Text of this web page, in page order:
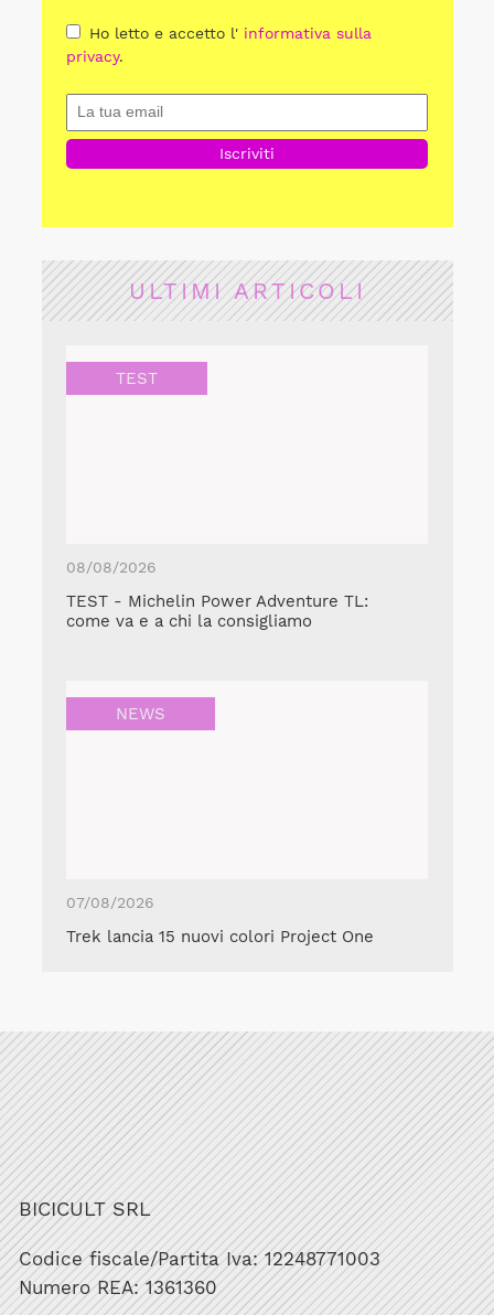
Ho letto e accetto l' informativa sulla
privacy.
ULTIMI ARTICOLI
TEST
08/08/2026
TEST - Michelin Power Adventure TL:
come va e a chi la consigliamo
NEWS
07/08/2026
Trek lancia 15 nuovi colori Project One
BICICULT SRL
Codice fiscale/Partita Iva: 12248771003
Numero REA: 1361360